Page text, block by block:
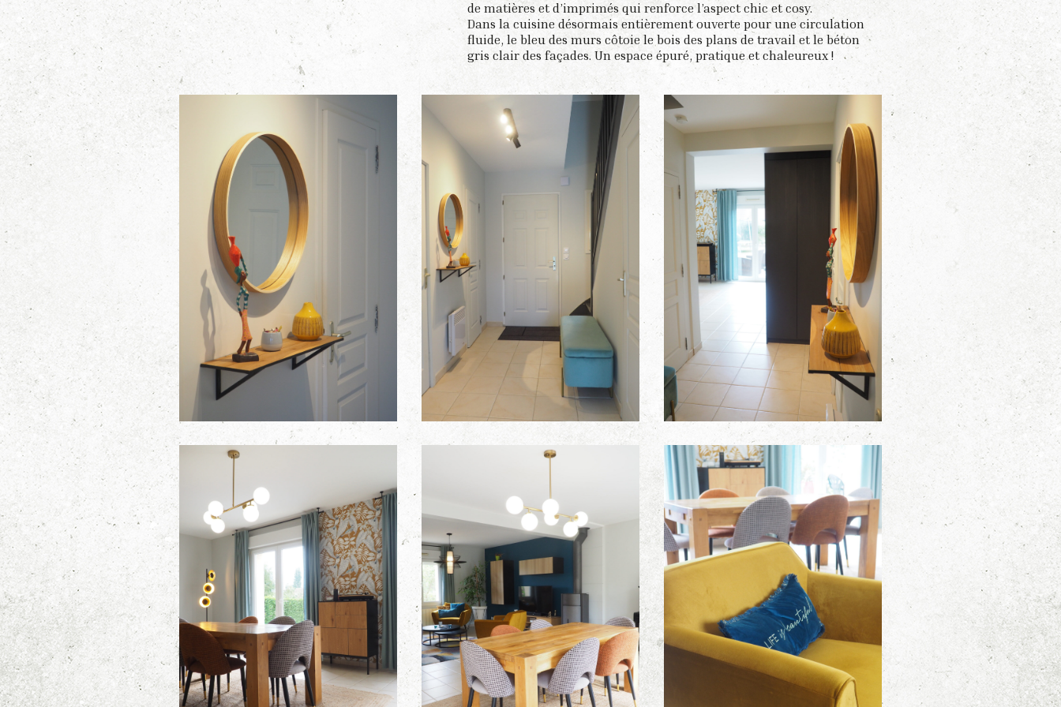
de matières et d’imprimés qui renforce l’aspect chic et cosy.
Dans la cuisine désormais entièrement ouverte pour une circulation
fluide, le bleu des murs côtoie le bois des plans de travail et le béton
gris clair des façades. Un espace épuré, pratique et chaleureux !